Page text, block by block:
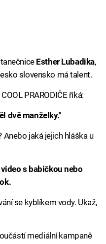
Esther Lubadika,
slovensko má talent.
PRARODIČE říká:
dvě manželky."
jaká jejich hláška u
s babičkou nebo
se kyblíkem vody. Ukaž,
mediální kampaně